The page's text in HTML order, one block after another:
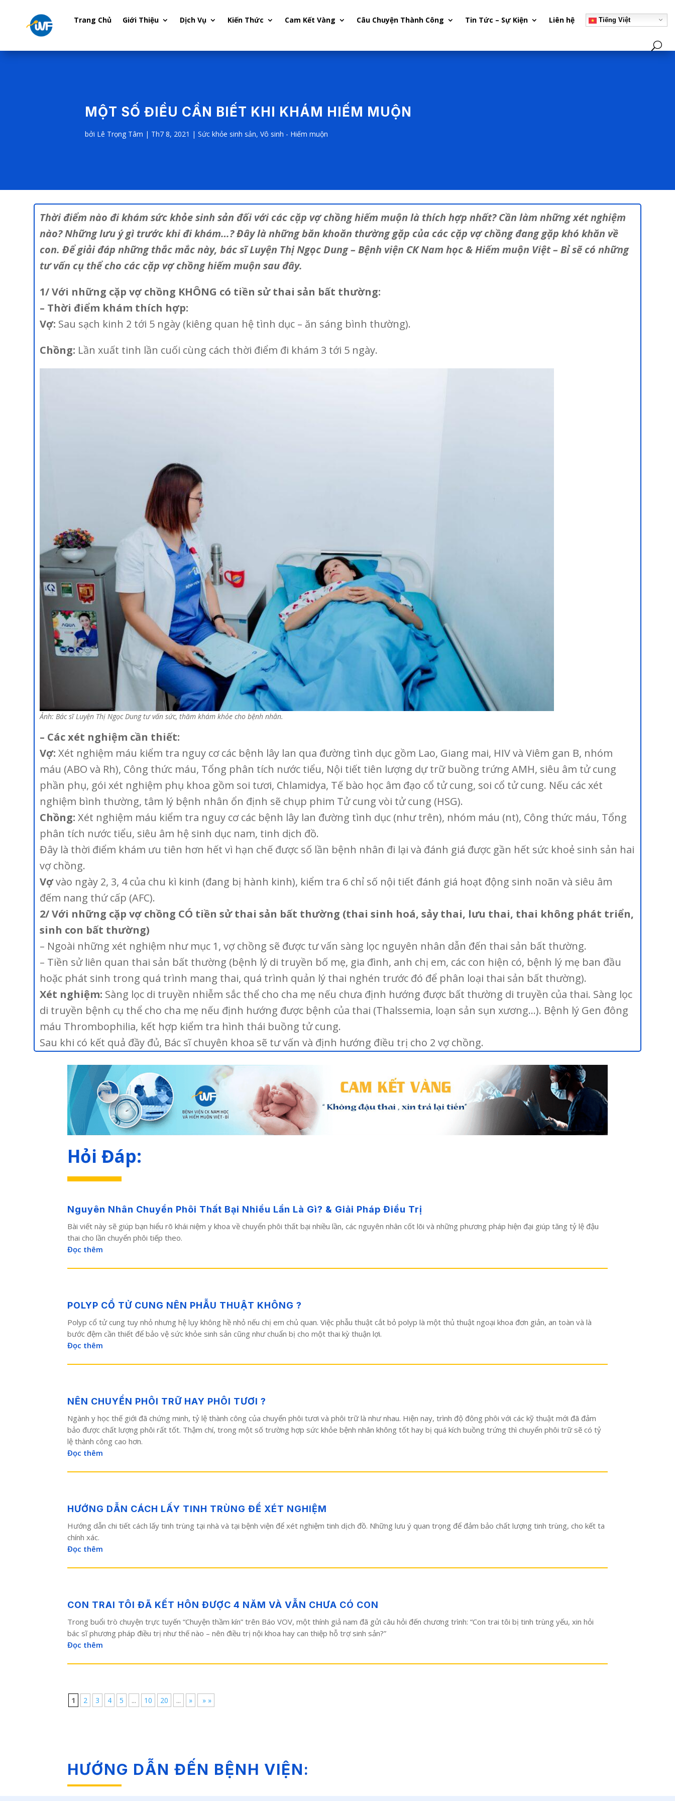
Trang Chủ Giới Thiệu Dịch Vụ Kiến Thức Cam Kết Vàng Câu Chuyện Thành Công Tin Tức – Sự Kiện Liên hệ Tiếng Việt
MỘT SỐ ĐIỀU CẦN BIẾT KHI KHÁM HIẾM MUỘN
bởi Lê Trọng Tâm | Th7 8, 2021 |Sức khỏe sinh sản,Vô sinh - Hiếm muộn
Thời điểm nào đi khám sức khỏe sinh sản đối với các cặp vợ chồng hiếm muộn là thích hợp nhất? Cần làm những xét nghiệm
nào? Những lưu ý gì trước khi đi khám…?Đây là những băn khoăn thường gặp của các cặp vợ chồng đang gặp khó khăn về
con. Để giải đáp những thắc mắc này, bác sĩ Luyện Thị Ngọc Dung – Bệnh viện CK Nam học & Hiếm muộn Việt – Bỉ sẽ có những
tư vấn cụ thể cho các cặp vợ chồng hiếm muộn sau đây.
1/ Với những cặp vợ chồng KHÔNG có tiền sử thai sản bất thường:
– Thời điểm khám thích hợp:
Vợ: Sau sạch kinh 2 tới 5 ngày (kiêng quan hệ tình dục – ăn sáng bình thường).
Chồng: Lần xuất tinh lần cuối cùng cách thời điểm đi khám 3 tới 5 ngày.
Ảnh: Bác sĩ Luyện Thị Ngọc Dung tư vấn sức, thăm khám khỏe cho bệnh nhân.
– Các xét nghiệm cần thiết:
Vợ: Xét nghiệm máu kiểm tra nguy cơ các bệnh lây lan qua đường tình dục gồm Lao, Giang mai, HIV và Viêm gan B, nhóm
máu (ABO và Rh), Công thức máu, Tổng phân tích nước tiểu, Nội tiết tiên lượng dự trữ buồng trứng AMH, siêu âm tử cung
phần phụ, gói xét nghiệm phụ khoa gồm soi tươi, Chlamidya, Tế bào học âm đạo cổ tử cung, soi cổ tử cung. Nếu các xét
nghiệm bình thường, tâm lý bệnh nhân ổn định sẽ chụp phim Tử cung vòi tử cung (HSG).
Chồng: Xét nghiệm máu kiểm tra nguy cơ các bệnh lây lan đường tình dục (như trên), nhóm máu (nt), Công thức máu, Tổng
phân tích nước tiểu, siêu âm hệ sinh dục nam, tinh dịch đồ.
Đây là thời điểm khám ưu tiên hơn hết vì hạn chế được số lần bệnh nhân đi lại và đánh giá được gần hết sức khoẻ sinh sản hai
vợ chồng.
Vợvào ngày 2, 3, 4 của chu kì kinh (đang bị hành kinh), kiểm tra 6 chỉ số nội tiết đánh giá hoạt động sinh noãn và siêu âm
đếm nang thứ cấp (AFC).
2/ Với những cặp vợ chồng CÓ tiền sử thai sản bất thường (thai sinh hoá, sảy thai, lưu thai, thai không phát triển,
sinh con bất thường)
– Ngoài những xét nghiệm như mục 1, vợ chồng sẽ được tư vấn sàng lọc nguyên nhân dẫn đến thai sản bất thường.
– Tiền sử liên quan thai sản bất thường (bệnh lý di truyền bố mẹ, gia đình, anh chị em, các con hiện có, bệnh lý mẹ ban đầu
hoặc phát sinh trong quá trình mang thai, quá trình quản lý thai nghén trước đó để phân loại thai sản bất thường).
Xét nghiệm: Sàng lọc di truyền nhiễm sắc thể cho cha mẹ nếu chưa định hướng được bất thường di truyền của thai. Sàng lọc
di truyền bệnh cụ thể cho cha mẹ nếu định hướng được bệnh của thai (Thalssemia, loạn sản sụn xương…). Bệnh lý Gen đông
máu Thrombophilia, kết hợp kiểm tra hình thái buồng tử cung.
Sau khi có kết quả đầy đủ, Bác sĩ chuyên khoa sẽ tư vấn và định hướng điều trị cho 2 vợ chồng.
Hỏi Đáp:
Nguyên Nhân Chuyển Phôi Thất Bại Nhiều Lần Là Gì? & Giải Pháp Điều Trị
Bài viết này sẽ giúp bạn hiểu rõ khái niệm y khoa về chuyển phôi thất bại nhiều lần, các nguyên nhân cốt lõi và những phương pháp hiện đại giúp tăng tỷ lệ đậu
thai cho lần chuyển phôi tiếp theo.
Đọc thêm
POLYP CỔ TỬ CUNG NÊN PHẪU THUẬT KHÔNG ?
Polyp cổ tử cung tuy nhỏ nhưng hệ lụy không hề nhỏ nếu chị em chủ quan. Việc phẫu thuật cắt bỏ polyp là một thủ thuật ngoại khoa đơn giản, an toàn và là
bước đệm cần thiết để bảo vệ sức khỏe sinh sản cũng như chuẩn bị cho một thai kỳ thuận lợi.
Đọc thêm
NÊN CHUYỂN PHÔI TRỮ HAY PHÔI TƯƠI ?
Ngành y học thế giới đã chứng minh, tỷ lệ thành công của chuyển phôi tươi và phôi trữ là như nhau. Hiện nay, trình độ đông phôi với các kỹ thuật mới đã đảm
bảo được chất lượng phôi rất tốt. Thậm chí, trong một số trường hợp sức khỏe bệnh nhân không tốt hay bị quá kích buồng trứng thì chuyển phôi trữ sẽ có tỷ
lệ thành công cao hơn.
Đọc thêm
HƯỚNG DẪN CÁCH LẤY TINH TRÙNG ĐỂ XÉT NGHIỆM
Hướng dẫn chi tiết cách lấy tinh trùng tại nhà và tại bệnh viện để xét nghiệm tinh dịch đồ. Những lưu ý quan trọng để đảm bảo chất lượng tinh trùng, cho kết ta
chính xác.
Đọc thêm
CON TRAI TÔI ĐÃ KẾT HÔN ĐƯỢC 4 NĂM VÀ VẪN CHƯA CÓ CON
Trong buổi trò chuyện trực tuyến “Chuyện thầm kín” trên Báo VOV, một thính giả nam đã gửi câu hỏi đến chương trình: “Con trai tôi bị tinh trùng yếu, xin hỏi
bác sĩ phương pháp điều trị như thế nào – nên điều trị nội khoa hay can thiệp hỗ trợ sinh sản?”
Đọc thêm
1 2 3 4 5 ... 10 20 ... » » »
HƯỚNG DẪN ĐẾN BỆNH VIỆN: